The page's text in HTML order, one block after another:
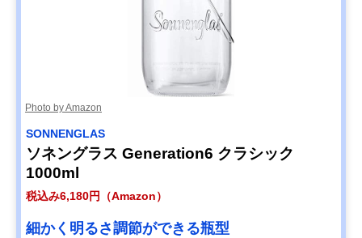
Photo by Amazon
SONNENGLAS
ソネングラス Generation6 クラシック
1000ml
税込み6,180円（Amazon）
細かく明るさ調節ができる瓶型